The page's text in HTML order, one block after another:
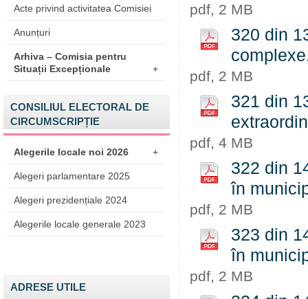
Acte privind activitatea Comisiei
Anunțuri
Arhiva – Comisia pentru
Situații Excepționale
+
CONSILIUL ELECTORAL DE
CIRCUMSCRIPȚIE
Alegerile locale noi 2026 +
Alegeri parlamentare 2025
Alegeri prezidențiale 2024
Alegerile locale generale 2023
ADRESE UTILE
pdf, 2 MB
320 din
pdf, 2 MB
321 din
pdf, 4 MB
322 din
în
pdf, 2 MB
323 din
în
pdf, 2 MB